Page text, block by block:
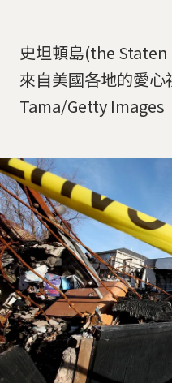
史坦頓島(the
來自美國各地的愛
Tama/Getty Images